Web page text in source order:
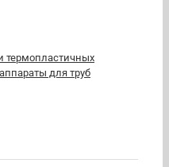
термопластичных
для труб